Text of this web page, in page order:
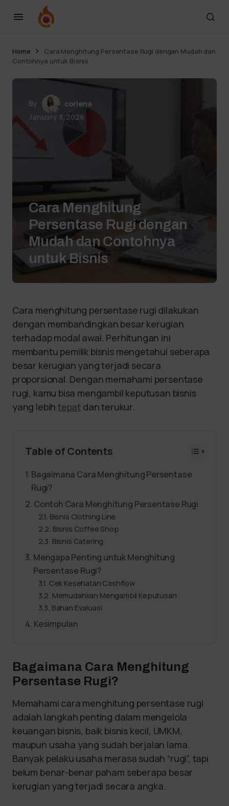
Home
Cara Menghitung Persentase Rugi dengan Mudah dan
Contohnya untuk Bisnis
By
coriena
January 3, 2026
Cara Menghitung
Persentase Rugi dengan
Mudah dan Contohnya
untuk Bisnis
Cara menghitung persentase rugi dilakukan
dengan membandingkan besar kerugian
terhadap modal awal. Perhitungan ini
membantu pemilik bisnis mengetahui seberapa
besar kerugian yang terjadi secara
proporsional. Dengan memahami persentase
rugi, kamu bisa mengambil keputusan bisnis
yang lebihtepat dan terukur.
Table of Contents
Bagaimana Cara Menghitung Persentase
Rugi?
Contoh Cara Menghitung Persentase Rugi
Bisnis Clothing Line
Bisnis Coffee Shop
Bisnis Catering
Mengapa Penting untuk Menghitung
Persentase Rugi?
Cek Kesehatan Cashflow
Memudahkan Mengambil Keputusan
Bahan Evaluasi
Kesimpulan
Bagaimana Cara Menghitung
Persentase Rugi?
Memahami cara menghitung persentase rugi
adalah langkah penting dalam mengelola
keuangan bisnis, baik bisnis kecil, UMKM,
maupun usaha yang sudah berjalan lama.
Banyak pelaku usaha merasa sudah “rugi”, tapi
belum benar-benar paham seberapa besar
kerugian yang terjadi secara angka.